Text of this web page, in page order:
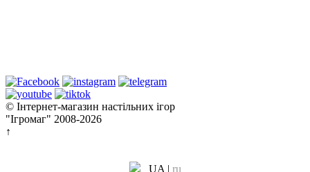
© Інтернет-магазин настільних ігор
"Ігромаг" 2008-2026
↑
UA | ru